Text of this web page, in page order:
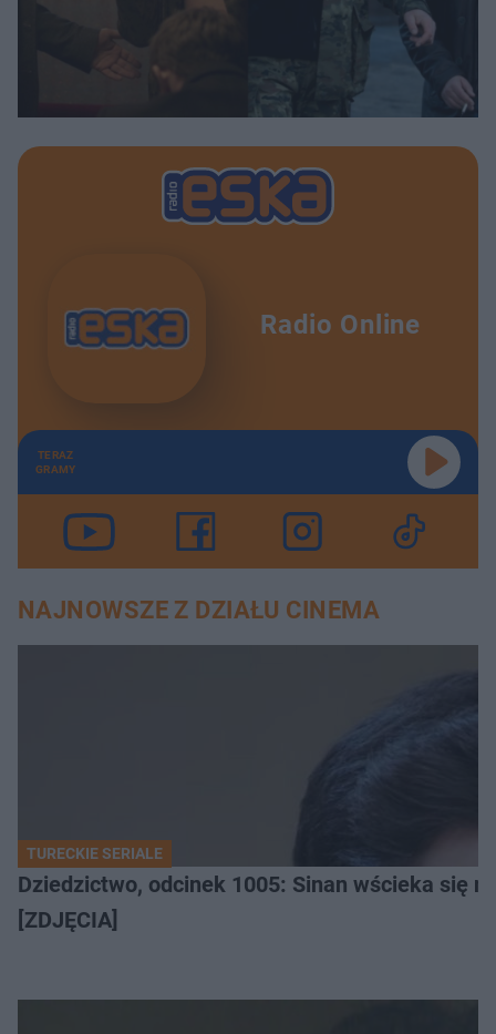
Radio Online
TERAZ
GRAMY
NAJNOWSZE Z DZIAŁU CINEMA
TURECKIE SERIALE
Dziedzictwo, odcinek 1005: Sinan wścieka się
[ZDJĘCIA]